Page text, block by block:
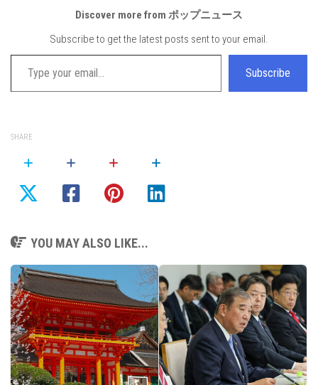
Discover more from ポップニュース
Subscribe to get the latest posts sent to your email.
Type your email…
Subscribe
SHARE
YOU MAY ALSO LIKE...